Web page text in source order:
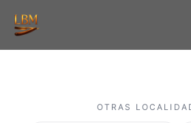
OTRAS